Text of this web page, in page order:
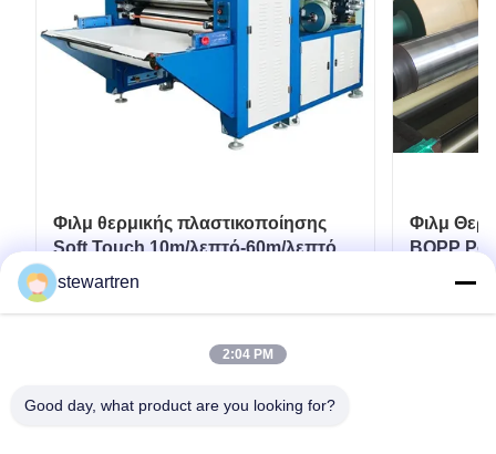
Φιλμ θερμικής πλαστικοποίησης
Soft Touch 10m/λεπτό-60m/λεπτό
για εύκαμπτες συσκευασίες
Φιλμ
BOPP
stewartren
2:04 PM
Good day, what product are you looking for?